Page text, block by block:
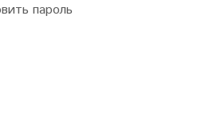
пароль